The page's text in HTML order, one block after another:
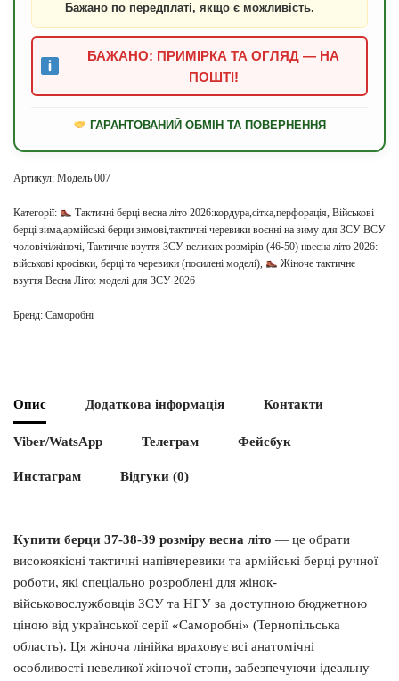
Бажано по передплаті, якщо є можливість.
БАЖАНО: ПРИМІРКА ТА ОГЛЯД — НА
ПОШТІ!
ГАРАНТОВАНИЙ ОБМІН ТА ПОВЕРНЕННЯ
Артикул: Модель 007
Категорії: Тактичні берці весна літо 2026:кордура,сітка,перфорація, Військові
берці зима,армійські берци зимові,тактичні черевики воєнні на зиму для ЗСУ ВСУ
чоловічі/жіночі, Тактичне взуття ЗСУ великих розмірів (46-50) нвесна літо 2026:
військові кросівки, берці та черевики (посилені моделі),
Жіноче тактичне
взуття Весна Літо: моделі для ЗСУ 2026
Бренд: Саморобні
Опис Додаткова інформація Контакти
Viber/WatsApp Телеграм Фейсбук
Инстаграм Відгуки (0)
Купити берци 37-38-39 розміру весна літо — це обрати
високоякісні тактичні напівчеревики та армійські берці ручної
роботи, які спеціально розроблені для жінок-
військовослужбовців ЗСУ та НГУ за доступною бюджетною
ціною від української серії «Саморобні» (Тернопільська
область). Ця жіноча лінійка враховує всі анатомічні
особливості невеликої жіночої стопи, забезпечуючи ідеальну